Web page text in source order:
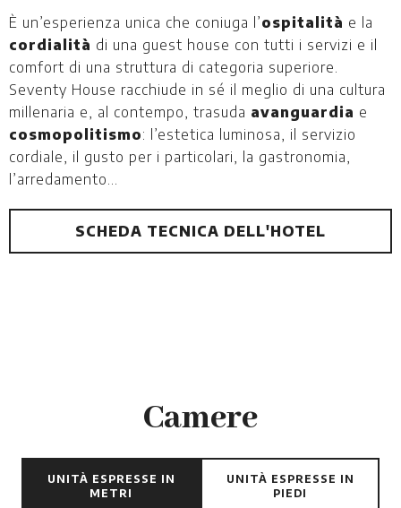
È un’esperienza unica che coniuga l’ospitalità e la
cordialità di una guest house con tutti i servizi e il
comfort di una struttura di categoria superiore.
Seventy House racchiude in sé il meglio di una cultura
millenaria e, al contempo, trasuda avanguardia e
cosmopolitismo: l’estetica luminosa, il servizio
cordiale, il gusto per i particolari, la gastronomia,
l’arredamento…
SCHEDA TECNICA DELL'HOTEL
Camere
UNITÀ ESPRESSE IN
METRI
UNITÀ ESPRESSE IN
PIEDI